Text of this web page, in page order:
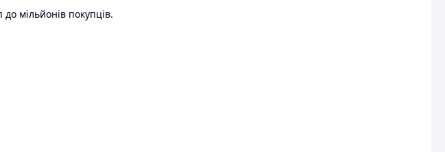
мільйонів покупців.